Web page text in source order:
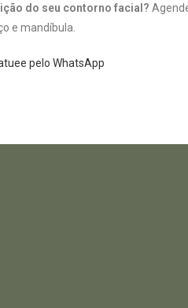
do seu contorno facial?
e mandíbula.
pelo WhatsApp